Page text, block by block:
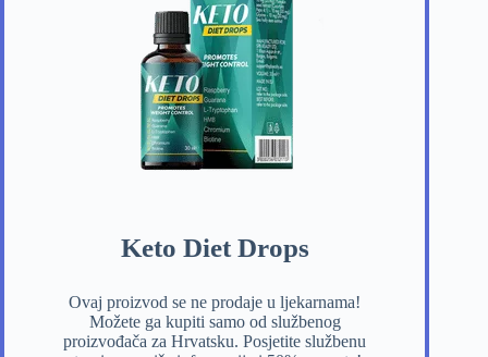
Keto Diet Drops
Ovaj proizvod se ne prodaje u ljekarnama!
Možete ga kupiti samo od službenog
proizvođača za Hrvatsku. Posjetite službenu